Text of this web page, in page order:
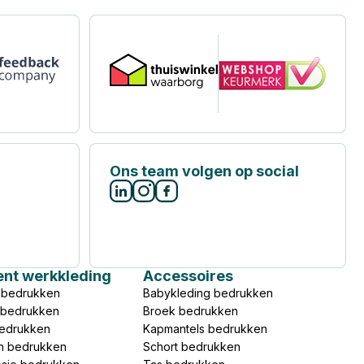
Ons team volgen op social
werkkleding
bedrukken
Accessoires
Babykleding bedrukken
Broek bedrukken
Kapmantels bedrukken
Schort bedrukken